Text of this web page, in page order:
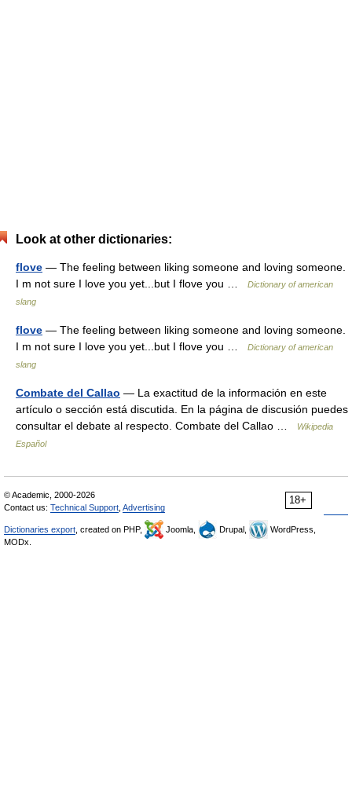
Look at other dictionaries:
flove — The feeling between liking someone and loving someone.
I m not sure I love you yet...but I flove you …
Dictionary of american
slang
flove — The feeling between liking someone and loving someone.
I m not sure I love you yet...but I flove you …
Dictionary of american
slang
Combate del Callao — La exactitud de la información en este
artículo o sección está discutida. En la página de discusión puedes
consultar el debate al respecto. Combate del Callao …
Wikipedia
Español
18+
© Academic, 2000-2026
Contact us: Technical Support Advertising
Dictionaries export , created on PHP, Joomla, Drupal,
WordPress,
MODx.